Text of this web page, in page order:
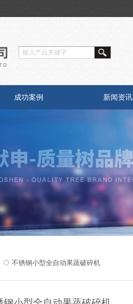
成功案例 新闻资讯
◇ 不锈钢小型全自动果蔬破碎机